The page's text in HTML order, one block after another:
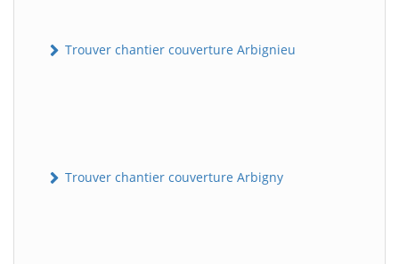
Trouver chantier couverture Arbignieu
Trouver chantier couverture Arbigny